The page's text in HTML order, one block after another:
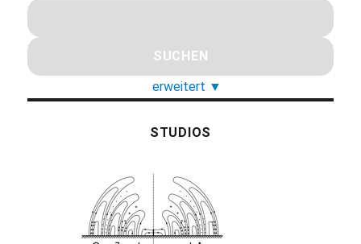
erweitert ▼
STUDIOS